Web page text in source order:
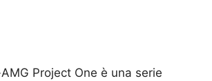
Project One è una serie